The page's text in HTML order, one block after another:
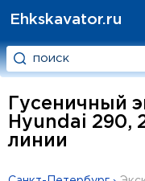
Ehkskavator.ru
Гусеничный
Hyundai 290,
линии